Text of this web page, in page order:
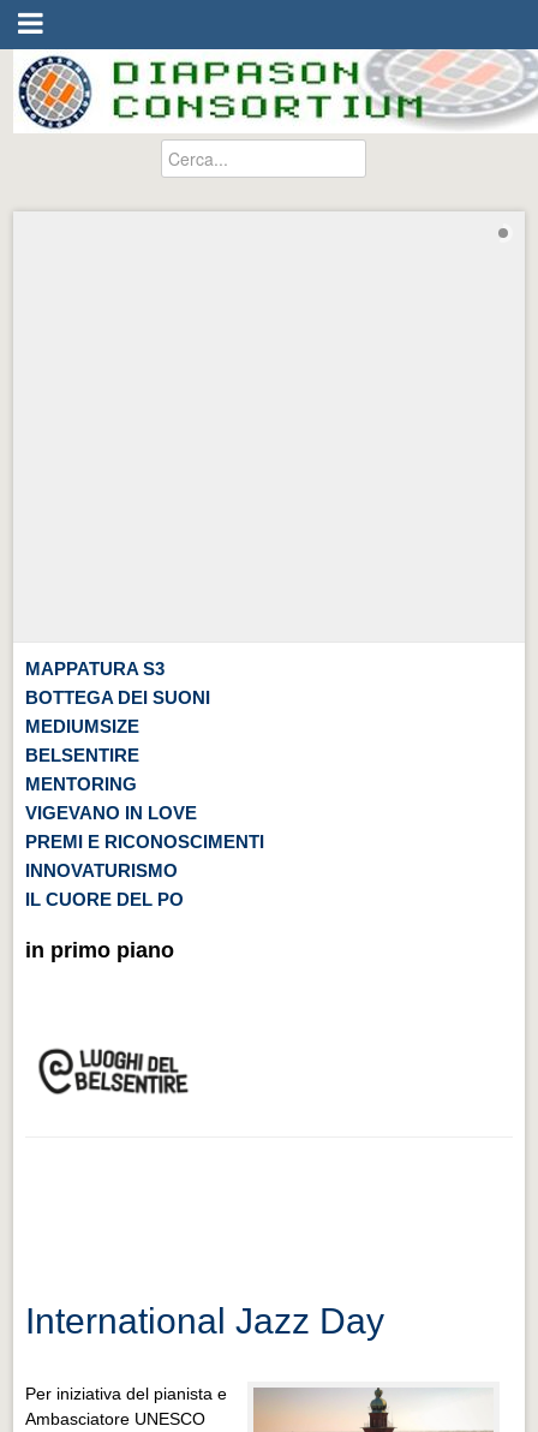
MAPPATURA S3
BOTTEGA DEI SUONI
MEDIUMSIZE
BELSENTIRE
MENTORING
VIGEVANO IN LOVE
PREMI E RICONOSCIMENTI
INNOVATURISMO
IL CUORE DEL PO
in primo piano
International Jazz Day
Per iniziativa del pianista e
Ambasciatore UNESCO